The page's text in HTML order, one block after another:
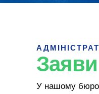
У нашому бюро